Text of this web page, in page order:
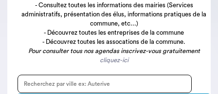
- Consultez toutes les informations des mairies (Services
administratifs, présentation des élus, informations pratiques de la
commune, etc...)
- Découvrez toutes les entreprises de la commune
- Découvrez toutes les assocations de la commune.
Pour consulter tous nos agendas inscrivez-vous gratuitement
cliquez-ici